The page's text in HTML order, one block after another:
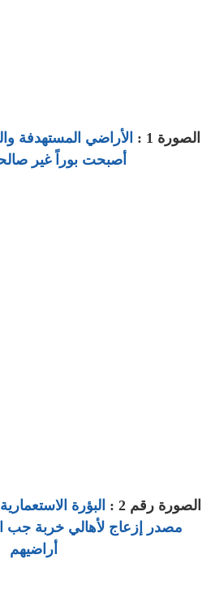
الصورة 1 :
الأراضي المستهدفة
أصبحت بوراً غير
الصورة رقم 2 :
البؤرة
مصدر إزعاج لأهالي خربة جب
أراضيهم